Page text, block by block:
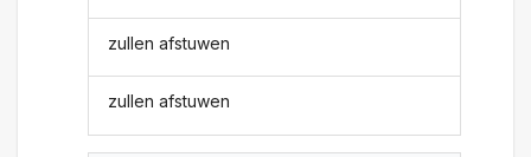
zullen afstuwen
zullen afstuwen